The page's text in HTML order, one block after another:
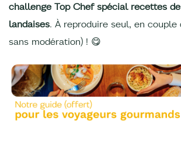
challenge Top Chef spécial recettes
landaises. À reproduire seul, en
sans modération) ! 😋